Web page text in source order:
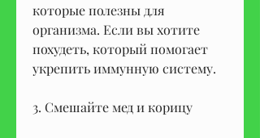
которые полезны для
организма. Если вы хотите
похудеть, который помогает
укрепить иммунную систему.
3. Смешайте мед и корицу